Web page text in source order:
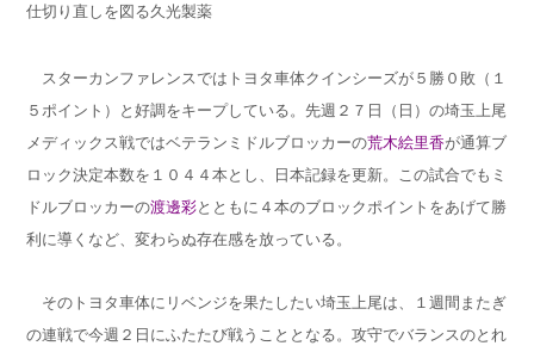
仕切り直しを図る久光製薬
スターカンファレンスではトヨタ車体クインシーズが５勝０敗（１
５ポイント）と好調をキープしている。先週２７日（日）の埼玉上尾
メディックス戦ではベテランミドルブロッカーの荒木絵里香が通算ブ
ロック決定本数を１０４４本とし、日本記録を更新。この試合でもミ
ドルブロッカーの渡邊彩とともに４本のブロックポイントをあげて勝
利に導くなど、変わらぬ存在感を放っている。
そのトヨタ車体にリベンジを果たしたい埼玉上尾は、１週間またぎ
の連戦で今週２日にふたたび戦うこととなる。攻守でバランスのとれ